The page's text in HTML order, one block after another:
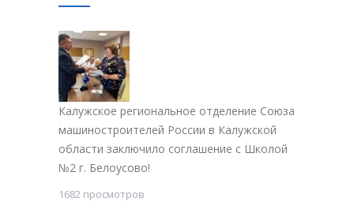
Калужское региональное отделение Союза
машиностроителей России в Калужской
области заключило соглашение с Школой
№2 г. Белоусово!
1682 просмотров